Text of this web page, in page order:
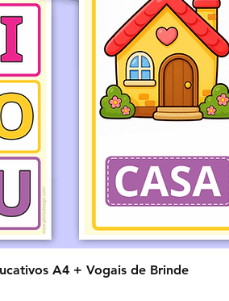
rápida
A4 + Vogais de Brinde